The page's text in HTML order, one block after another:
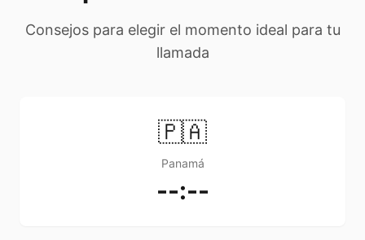
Consejos para elegir el momento ideal para tu
llamada
🇵🇦
Panamá
--:--